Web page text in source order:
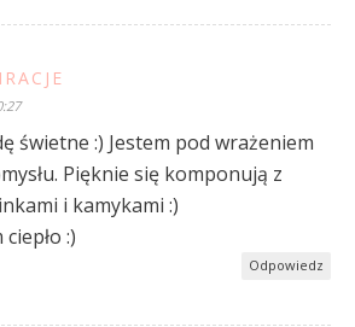
świetne :) Jestem pod wrażeniem
Pięknie się komponują z
i kamykami :)
:)
Odpowiedz